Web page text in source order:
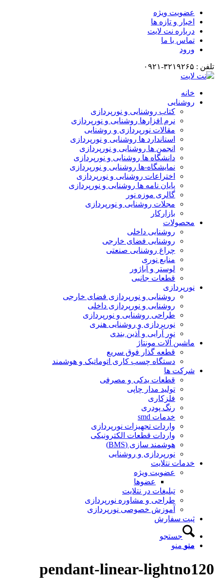
عضویت ویژه
اخبار و تازه ها
درباره نت لایت
تماس با ما
ورود
تلفن : ۳۲۱۹۲۶۵-۰۹۲۱
خانه
روشنایی
کتاب روشنایی و نورپردازی
نرم افزارها روشنایی و نورپردازی
مقالات نورپردازی و روشنایی
استاندارد ها روشنایی و نورپردازی
انجمن ها روشنایی و نورپردازی
دانشگاه ها روشنایی و نورپردازی
نمایشگاه-ها روشنایی و نورپردازی
اختراعات روشنایی و نورپردازی
پایان نامه ها روشنایی و نورپردازی
گالری موزه نور
مجلات روشنایی و نورپردازی
بازارکار
محصولات
روشنایی داخلی
روشنایی فضای خارجی
چراغ روشنایی صنعتی
منابع نوری
لوستر و آباژور
قطعات جانبی
نورپردازی
روشنایی و نورپردازی فضای خارجی
روشنایی و نورپردازی داخلی
طراحی روشنایی و نورپردازی
نورپردازی و روشنایی هنری
نور آرایی و آذین بندی
ماشین آلات مونتاژ
قطعه گذار فوق سریع
دستگاه چسب کاری اتوماتیک و هوشمند
شرکت ها
قطعات یدکی و مصرفی
تولید مدار چاپی
فلزکاری
رنگ پودری
خدمات smd
واردات تجهیزات نورپردازی
واردات قطعات الکترونیکی
هوشمند سازی (BMS)
نورپردازی و روشنایی
خدمات نتلایت
عضویت ویژه
عضوها
تبلیغات در نتلایت
طراحی و مشاوره نورپردازی
آموزش خصوصی نورپردازی
ثبت سفارش
جستجو
منو منو
pendant-linear-lightno120